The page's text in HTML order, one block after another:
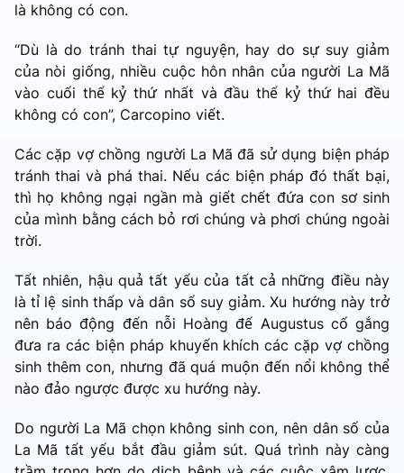
là không có con.
“Dù là do tránh thai tự nguyện, hay do sự suy giảm
của nòi giống, nhiều cuộc hôn nhân của người La Mã
vào cuối thế kỷ thứ nhất và đầu thế kỷ thứ hai đều
không có con”, Carcopino viết.
Các cặp vợ chồng người La Mã đã sử dụng biện pháp
tránh thai và phá thai. Nếu các biện pháp đó thất bại,
thì họ không ngại ngần mà giết chết đứa con sơ sinh
của mình bằng cách bỏ rơi chúng và phơi chúng ngoài
trời.
Tất nhiên, hậu quả tất yếu của tất cả những điều này
là tỉ lệ sinh thấp và dân số suy giảm. Xu hướng này trở
nên báo động đến nỗi Hoàng đế Augustus cố gắng
đưa ra các biện pháp khuyến khích các cặp vợ chồng
sinh thêm con, nhưng đã quá muộn đến nổi không thể
nào đảo ngược được xu hướng này.
Do người La Mã chọn không sinh con, nên dân số của
La Mã tất yếu bắt đầu giảm sút. Quá trình này càng